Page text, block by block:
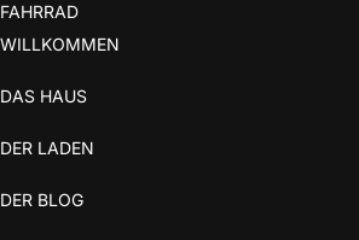
FAHRRAD
WILLKOMMEN
DAS HAUS
DER LADEN
DER BLOG